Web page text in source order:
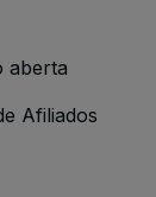
aberta
Afiliados